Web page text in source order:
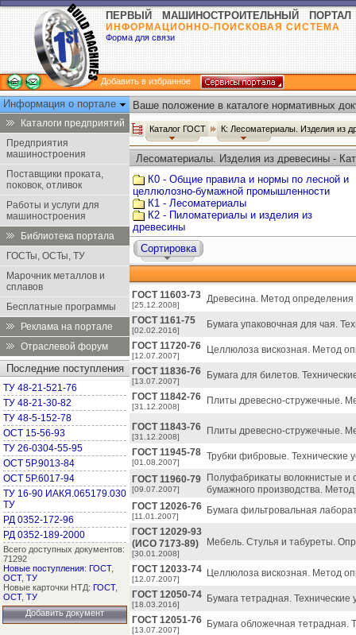
ПЕРВЫЙ МАШИНОСТРОИТЕЛЬНЫЙ ПОРТАЛ
ИНФОРМАЦИОННО-ПОИСКОВАЯ СИСТЕМА
Форма для связи
Добавить в избранное
Информация о портале
Каталоги предприятий
Предприятия
машиностроения
Поставщики проката,
поковок, отливок
Работы и услуги для
машиностроения
Библиотека портала
ГОСТы, ОСТы, ТУ
Марочник металлов и
сплавов
Бесплатные программы
Реклама на портале
Отраслевой форум
Последние поступления
ТУ 48-21-521-76
ТУ 48-21-30-82
ТУ 48-5-152-78
ОСТ 15-56-93
ТУ 26-0304-55-95
ОСТ 5Р.9013-84
ОСТ 5Р.6017-94
ТУ 16-90 ИАКЯ.065179.030
ТУ
РД 0352-172-96
РД 0352-189-2000
Всего доступных документов:
71292
Новые поступления: ГОСТ,
ОСТ, ТУ
Новые карточки НТД: ГОСТ,
ОСТ, ТУ
Добавить документ
Ваше положение в каталоге нормативных
Каталог ГОСТ К: Лесоматериалы. Изделия из
Лесоматериалы. Изделия из древесины -
К0 - Общие правила и нормы по лесной и
целлюлозно-бумажной промышленности
К1 - Лесоматериалы
К2 - Пиломатериалы и изделия из
древесины
Сортировка
ГОСТ 11603-73
[25.12.2008]
Древесина. Метод
ГОСТ 1161-75
[02.02.2016]
Бумага упаковочная для чая.
ГОСТ 11720-76
[12.07.2007]
Целлюлоза вискозная. Метод
ГОСТ 11836-76
[13.07.2007]
Бумага для билетов.
ГОСТ 11842-76
[31.12.2008]
Плиты древесно-стружечные.
ГОСТ 11843-76
[31.12.2008]
Плиты древесно-стружечные.
ГОСТ 11945-78
[01.08.2007]
Трубки фибровые. Технические
ГОСТ 11960-79
[09.07.2007]
Полуфабрикаты волокнистые и
бумажного производства.
ГОСТ 12026-76
[11.01.2007]
Бумага фильтровальная
ГОСТ 12029-93
(ИСО 7173-89)
[30.01.2008]
Мебель. Стулья и табуреты.
ГОСТ 12033-74
[12.07.2007]
Целлюлоза вискозная. Метод
ГОСТ 12050-74
[18.03.2016]
Бумага тетрадная. Технические
ГОСТ 12051-76
[13.07.2007]
Бумага обложечная тетрадная.